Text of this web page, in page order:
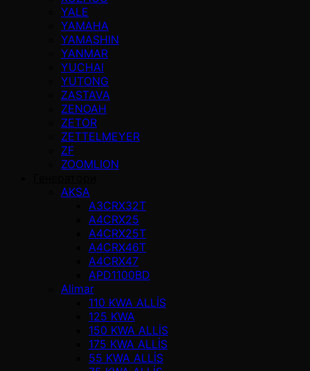
YALE
YAMAHA
YAMASHIN
YANMAR
YUCHAI
YUTONG
ZASTAVA
ZENOAH
ZETOR
ZETTELMEYER
ZF
ZOOMLION
AKSA
A3CRX32T
A4CRX25
A4CRX25T
A4CRX46T
A4CRX47
APD1100BD
Alimar
110 KWA ALLİS
125 KWA
150 KWA ALLİS
175 KWA ALLİS
55 KWA ALLİS